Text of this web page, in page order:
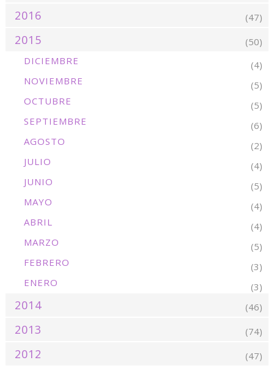
2016 (47)
2015
(50)
DICIEMBRE
(4)
NOVIEMBRE
(5)
OCTUBRE
(5)
SEPTIEMBRE
(6)
AGOSTO
(2)
JULIO
(4)
JUNIO
(5)
MAYO
(4)
ABRIL
(4)
MARZO
(5)
FEBRERO
(3)
ENERO
(3)
2014 (46)
2013 (74)
2012 (47)